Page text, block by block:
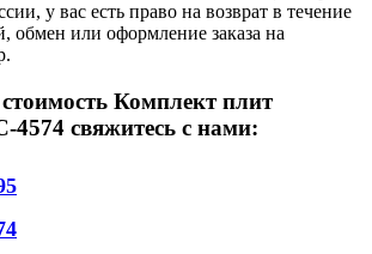
у вас есть право на возврат в течение
обмен или оформление заказа на
Комплект плит
4574 свяжитесь с нами: